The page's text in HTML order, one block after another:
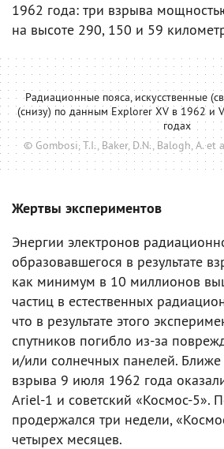
1962 года: три взрыва
на высоте 290, 150 и 59
Радиационные пояса, искусственные
(снизу) по данным Explorer XV в 1962 и
годах
© Gombosi, T.I., Baker, D.N., Balogh, A. et
Жертвы экспериментов
Энергии электронов
образовавшегося в результате
как минимум в 10 миллионов
частиц в естественных
что в результате этого
спутников погибло из-за
и/или солнечных панелей. Ближе
взрыва 9 июля 1962 года
Ariel-1 и советский «Космос-5».
продержался три недели,
четырех месяцев.